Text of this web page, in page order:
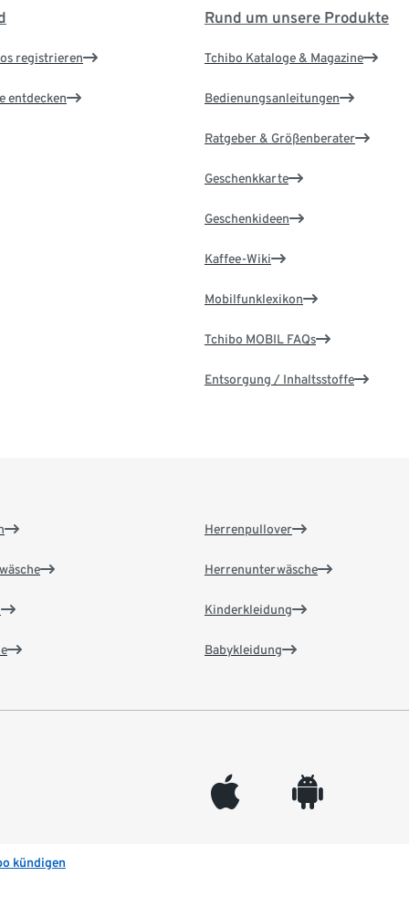
registrieren
entdecken
Rund um unsere Produkte
Tchibo Kataloge & Magazine
Bedienungsanleitungen
Ratgeber & Größenberater
Geschenkkarte
Geschenkideen
Kaffee-Wiki
Mobilfunklexikon
Tchibo MOBIL FAQs
Entsorgung / Inhaltsstoffe
Herrenpullover
Herrenunterwäsche
Kinderkleidung
Babykleidung
appleinc android
kündigen